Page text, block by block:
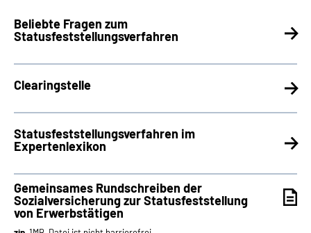
Beliebte Fragen zum
Statusfeststellungsverfahren
Clearingstelle
Statusfeststellungsverfahren im
Expertenlexikon
Gemeinsames Rundschreiben der
Sozialversicherung zur Statusfeststellung
von Erwerbstätigen